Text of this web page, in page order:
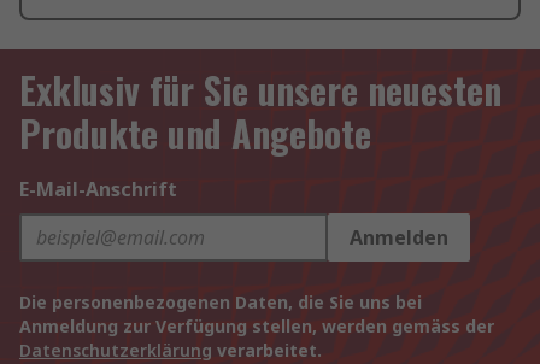
Exklusiv für Sie unsere neuesten
Produkte und Angebote
E-Mail-Anschrift
Anmelden
Die personenbezogenen Daten, die Sie uns bei
Anmeldung zur Verfügung stellen, werden gemäss der
Datenschutzerklärung verarbeitet.